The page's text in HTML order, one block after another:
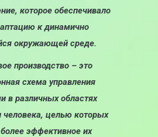
которое обеспечивало
к динамично
окружающей среде.
производство – это
схема управления
в различных областях
человека, целью которых
эффективное их